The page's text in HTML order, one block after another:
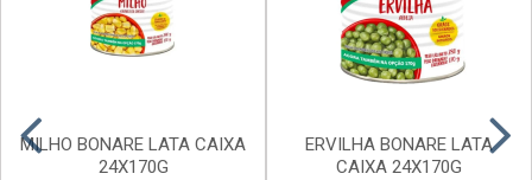
MILHO BONARE LATA CAIXA
24X170G
ERVILHA BONARE LATA
CAIXA 24X170G